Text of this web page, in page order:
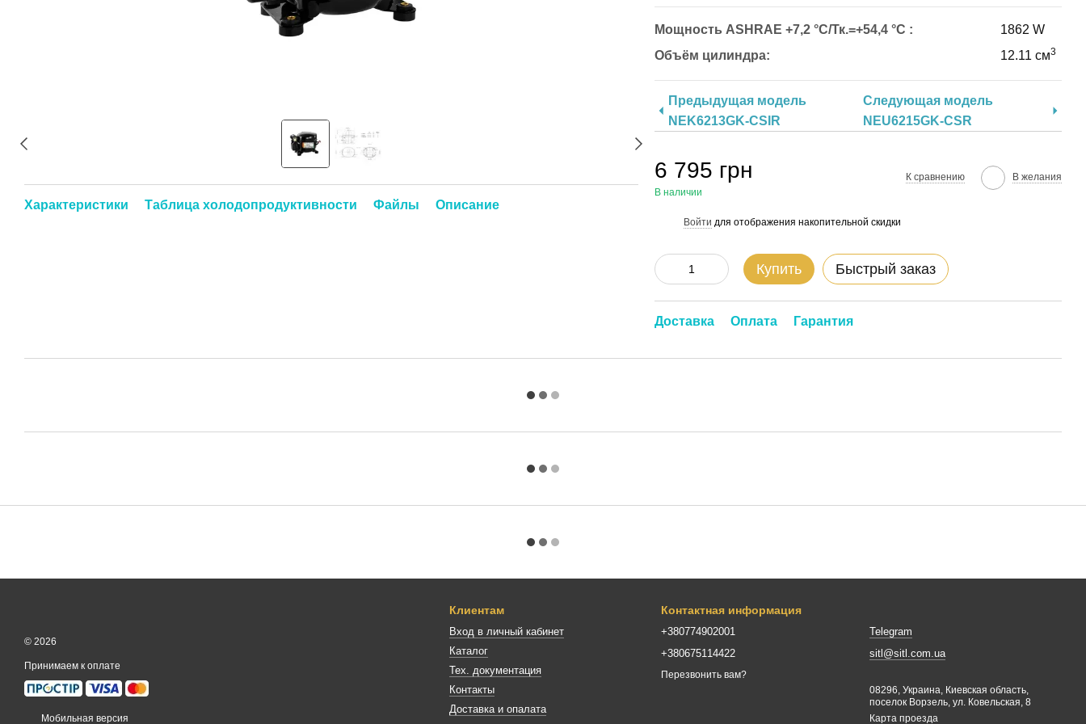
Характеристики Таблица холодопродуктивности Файлы Описание
Мощность ASHRAE +7,2 °C/Тк.=+54,4 °C :
1862 W
Объём цилиндра:
12.11 см3
Предыдущая модель
NEK6213GK-CSIR
Следующая модель
NEU6215GK-CSR
6 795 грн
В наличии
К сравнению В желания
Войти для отображения накопительной скидки
Купить Быстрый заказ
Доставка Оплата Гарантия
© 2026
Принимаем к оплате
Мобильная версия
Клиентам
Вход в личный кабинет
Каталог
Тех. документация
Контакты
Доставка и опалата
Контактная информация
+380774902001
+380675114422
Перезвонить вам?
Telegram
sitl@sitl.com.ua
08296, Украина, Киевская область,
поселок Ворзель, ул. Ковельская, 8
Карта проезда